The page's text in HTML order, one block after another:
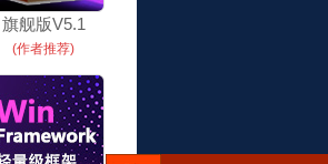
旗舰版V5.1
(作者推荐)